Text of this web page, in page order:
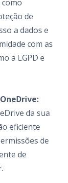
de
a dados e
com as
a LGPD e
da sua
eficiente
de
de